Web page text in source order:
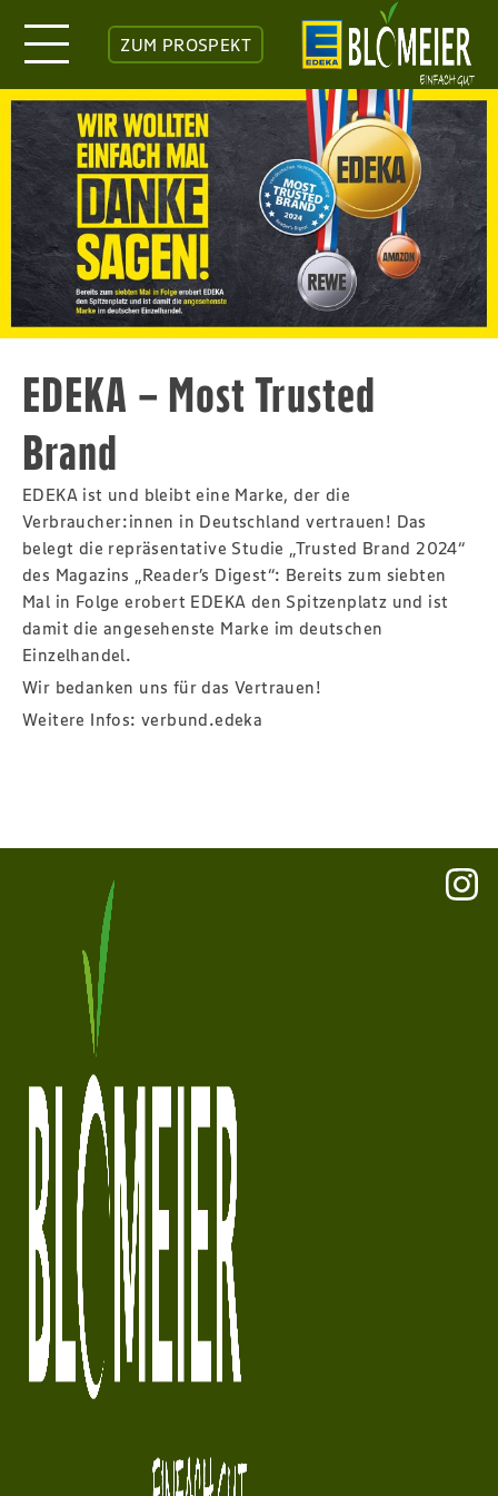
ZUM PROSPEKT
EDEKA – Most Trusted
Brand
EDEKA ist und bleibt eine Marke, der die
Verbraucher:innen in Deutschland vertrauen! Das
belegt die repräsentative Studie „Trusted Brand 2024“
des Magazins „Reader’s Digest“: Bereits zum siebten
Mal in Folge erobert EDEKA den Spitzenplatz und ist
damit die angesehenste Marke im deutschen
Einzelhandel.
Wir bedanken uns für das Vertrauen!
Weitere Infos:verbund.edeka